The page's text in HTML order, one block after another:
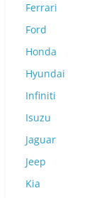
Ferrari
Ford
Honda
Hyundai
Infiniti
Isuzu
Jaguar
Jeep
Kia